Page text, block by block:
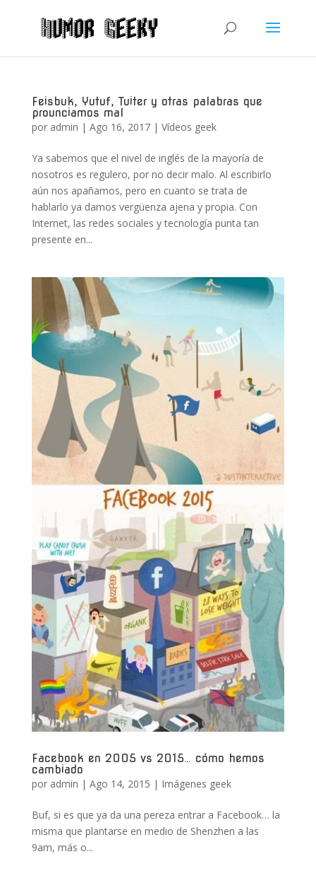
Feisbuk, Yutuf, Tuiter y otras palabras que
prounciamos mal
por admin | Ago 16, 2017| Vídeos geek
Ya sabemos que el nivel de inglés de la mayoría de
nosotros es regulero, por no decir malo. Al escribirlo
aún nos apañamos, pero en cuanto se trata de
hablarlo ya damos vergüenza ajena y propia. Con
Internet, las redes sociales y tecnología punta tan
presente en...
Facebook en 2005 vs 2015… cómo hemos
cambiado
por admin | Ago 14, 2015 | Imágenes geek
Buf, si es que ya da una pereza entrar a Facebook… la
misma que plantarse en medio de Shenzhen a las
9am, más o...